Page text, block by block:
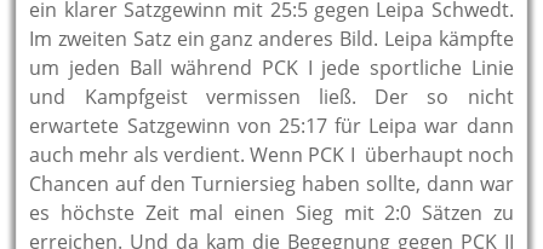
ein klarer Satzgewinn mit 25:5 gegen Leipa Schwedt.
Im zweiten Satz ein ganz anderes Bild. Leipa kämpfte
um jeden Ball während PCK I jede sportliche Linie
und Kampfgeist vermissen ließ. Der so nicht
erwartete Satzgewinn von 25:17 für Leipa war dann
auch mehr als verdient. Wenn PCK I überhaupt noch
Chancen auf den Turniersieg haben sollte, dann war
es höchste Zeit mal einen Sieg mit 2:0 Sätzen zu
erreichen. Und da kam die Begegnung gegen PCK II